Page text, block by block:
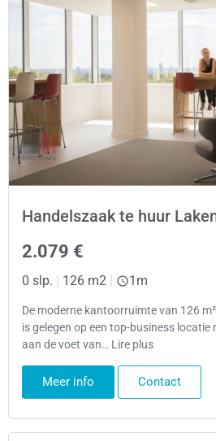
Handelszaak te huur
2.079 €
0 slp. | 126 m2 | 1m
De moderne kantoorruimte van 126
is gelegen op een top-business locatie
aan de voet van… Lire plus
Meer info Contact